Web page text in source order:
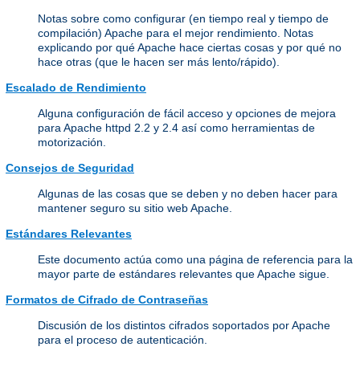
Notas sobre como configurar (en tiempo real y tiempo de
compilación) Apache para el mejor rendimiento. Notas
explicando por qué Apache hace ciertas cosas y por qué no
hace otras (que le hacen ser más lento/rápido).
Escalado de Rendimiento
Alguna configuración de fácil acceso y opciones de mejora
para Apache httpd 2.2 y 2.4 así como herramientas de
motorización.
Consejos de Seguridad
Algunas de las cosas que se deben y no deben hacer para
mantener seguro su sitio web Apache.
Estándares Relevantes
Este documento actúa como una página de referencia para la
mayor parte de estándares relevantes que Apache sigue.
Formatos de Cifrado de Contraseñas
Discusión de los distintos cifrados soportados por Apache
para el proceso de autenticación.